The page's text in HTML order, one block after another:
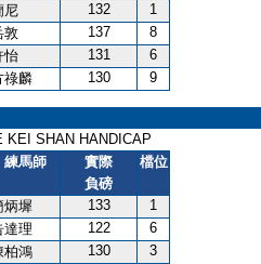
尼 132
1
敦 137
8
怡 131
6
祿麟 130 9
KEI SHAN HANDICAP
練馬師
實際
負磅
檔位
炳墀 133
1
達理 122
6
柏鴻 130
3